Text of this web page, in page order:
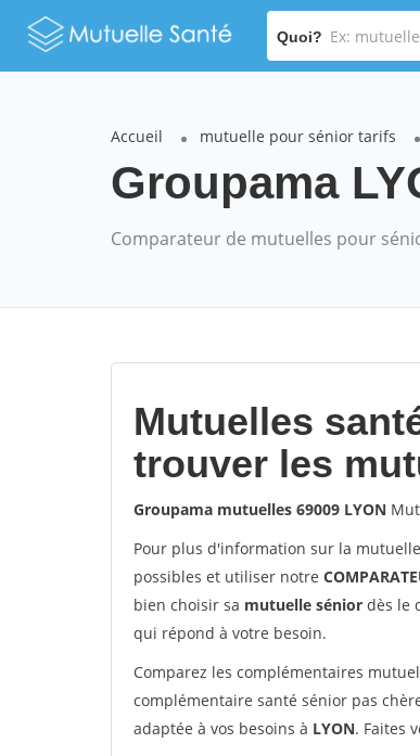
Quoi?
Accueil mutuelle pour sénior tarifs
Groupama
Comparateur de mutuelles pour
Mutuelles
trouver les
Groupama mutuelles 69009 LYON
Pour plus d'information sur la
possibles et utiliser notre
bien choisir sa mutuelle sénior dès le
qui répond à votre besoin.
Comparez les complémentaires
complémentaire santé sénior pas
adaptée à vos besoins à LYON. Faites